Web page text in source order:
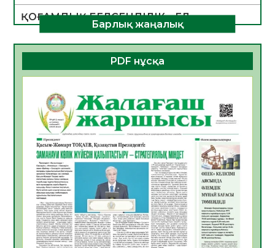
ҚОҒАМДЫҚ БЕЛСЕНДІЛІК – ЕЛ
ДАМУЫНЫҢ НЕГІЗІ
06.08.2026
54 0
ҚҰРЫЛТАЙ САЙЛАУЫ – БОЛАШАҚҚА
06.08.2026
Инфекциялық ауруларға қарсы иммундау
жұмыстарының тиімділігі
06.08.2026
58
Көкжөтел ауруы туралы
06.08.2026
56
АПВ вакцинасы туралы мәлімет
06.08.2026
57
Барлық жаңалық
PDF нұсқа